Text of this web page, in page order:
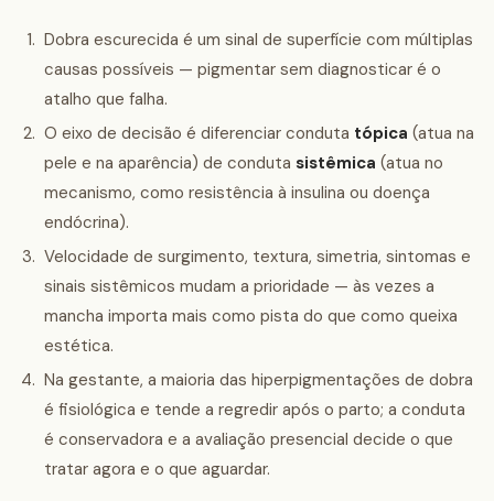
Dobra escurecida é um sinal de superfície com múltiplas
causas possíveis — pigmentar sem diagnosticar é o
atalho que falha.
O eixo de decisão é diferenciar conduta tópica (atua na
pele e na aparência) de conduta sistêmica (atua no
mecanismo, como resistência à insulina ou doença
endócrina).
Velocidade de surgimento, textura, simetria, sintomas e
sinais sistêmicos mudam a prioridade — às vezes a
mancha importa mais como pista do que como queixa
estética.
Na gestante, a maioria das hiperpigmentações de dobra
é fisiológica e tende a regredir após o parto; a conduta
é conservadora e a avaliação presencial decide o que
tratar agora e o que aguardar.